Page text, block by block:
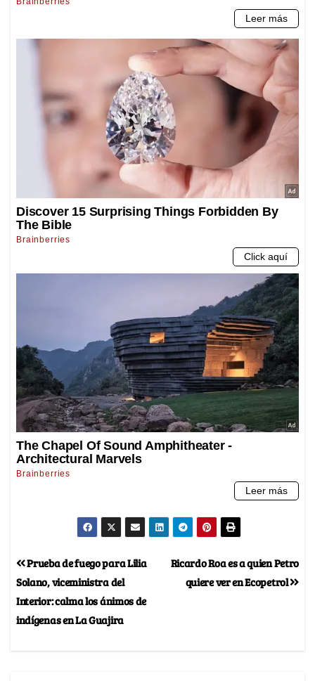
Ricardo Roa es a quien Petro
quiere ver en Ecopetrol
Prueba de fuego para Lilia
Solano, viceministra del
Interior: calma los ánimos de
indígenas en La Guajira